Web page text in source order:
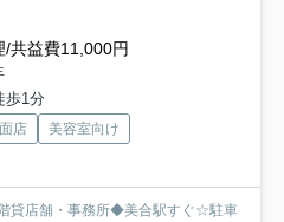
/共益費11,000円
歩1分
店
美容室向け
貸店舗・事務所◆美合駅すぐ☆駐車